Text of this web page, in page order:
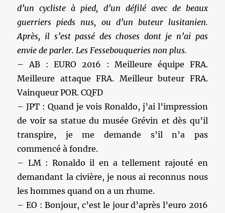
d’un cycliste à pied, d’un défilé avec de beaux
guerriers pieds nus, ou d’un buteur lusitanien.
Après, il s’est passé des choses dont je n’ai pas
envie de parler. Les Fessebouqueries non plus.
– AB : EURO 2016 : Meilleure équipe FRA.
Meilleure attaque FRA. Meilleur buteur FRA.
Vainqueur POR. CQFD
– JPT : Quand je vois Ronaldo, j’ai l’impression
de voir sa statue du musée Grévin et dès qu’il
transpire, je me demande s’il n’a pas
commencé à fondre.
– LM : Ronaldo il en a tellement rajouté en
demandant la civière, je nous ai reconnus nous
les hommes quand on a un rhume.
– EO : Bonjour, c’est le jour d’après l’euro 2016